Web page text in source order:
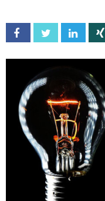
Facebook Twitter